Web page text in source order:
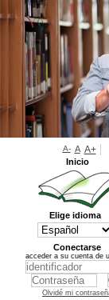
A- A A+
Inicio
Elige idioma
Conectarse
acceder a su cuenta de
Olvidé mi